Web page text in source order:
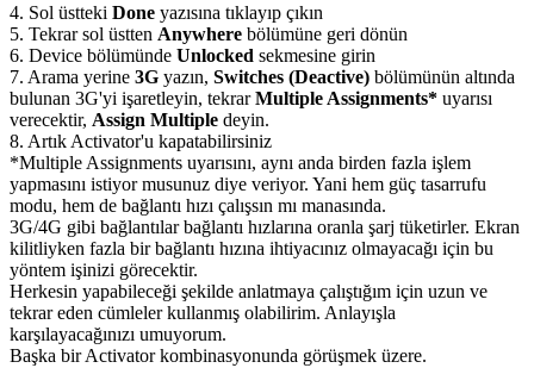
4. Sol üstteki Done yazısına tıklayıp çıkın
5. Tekrar sol üstten Anywhere bölümüne geri dönün
6. Device bölümünde Unlocked sekmesine girin
7. Arama yerine 3G yazın, Switches (Deactive) bölümünün altında
bulunan 3G'yi işaretleyin, tekrarMultiple Assignments* uyarısı
verecektir, Assign Multiple deyin.
8. Artık Activator'u kapatabilirsiniz
*Multiple Assignments uyarısını, aynı anda birden fazla işlem
yapmasını istiyor musunuz diye veriyor. Yani hem güç tasarrufu
modu, hem de bağlantı hızı çalışsın mı manasında.
3G/4G gibi bağlantılar bağlantı hızlarına oranla şarj tüketirler. Ekran
kilitliyken fazla bir bağlantı hızına ihtiyacınız olmayacağı için bu
yöntem işinizi görecektir.
Herkesin yapabileceği şekilde anlatmaya çalıştığım için uzun ve
tekrar eden cümleler kullanmış olabilirim. Anlayışla
karşılayacağınızı umuyorum.
Başka bir Activator kombinasyonunda görüşmek üzere.